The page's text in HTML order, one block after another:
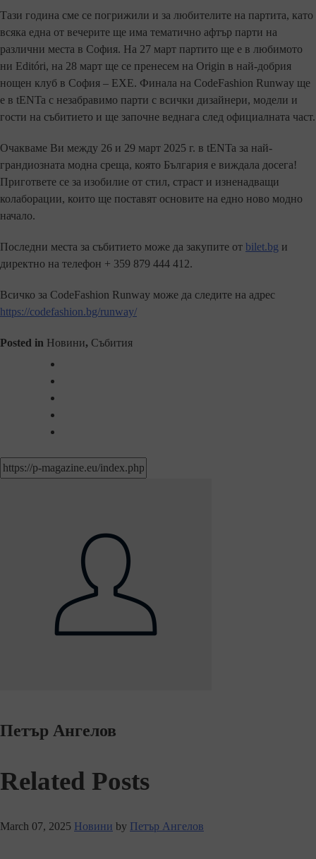
Тази година сме се погрижили и за любителите на партита, като
всяка една от вечерите ще има тематично афтър парти на
различни места в София. На 27 март партито ще е в любимото
ни Editóri, на 28 март ще се пренесем на Origin в най-добрия
нощен клуб в София – ЕХЕ. Финала на CodeFashion Runway ще
е в tENTa с незабравимо парти с всички дизайнери, модели и
гости на събитието и ще започне веднага след официалната част.
Очакваме Ви между 26 и 29 март 2025 г. в tENTa за най-
грандиозната модна среща, която България е виждала досега!
Пригответе се за изобилие от стил, страст и изненадващи
колаборации, които ще поставят основите на едно ново модно
начало.
Последни места за събитието може да закупите от bilet.bg и
директно на телефон + 359 879 444 412.
Всичко за CodeFashion Runway може да следите на адрес
https://codefashion.bg/runway/
Posted in Новини, Събития
Петър Ангелов
Related Posts
March 07, 2025 Новини by Петър Ангелов